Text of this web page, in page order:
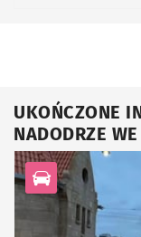
UKOŃCZONE
NADODRZE
kategoria